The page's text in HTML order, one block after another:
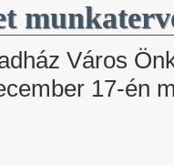
Város
17-én